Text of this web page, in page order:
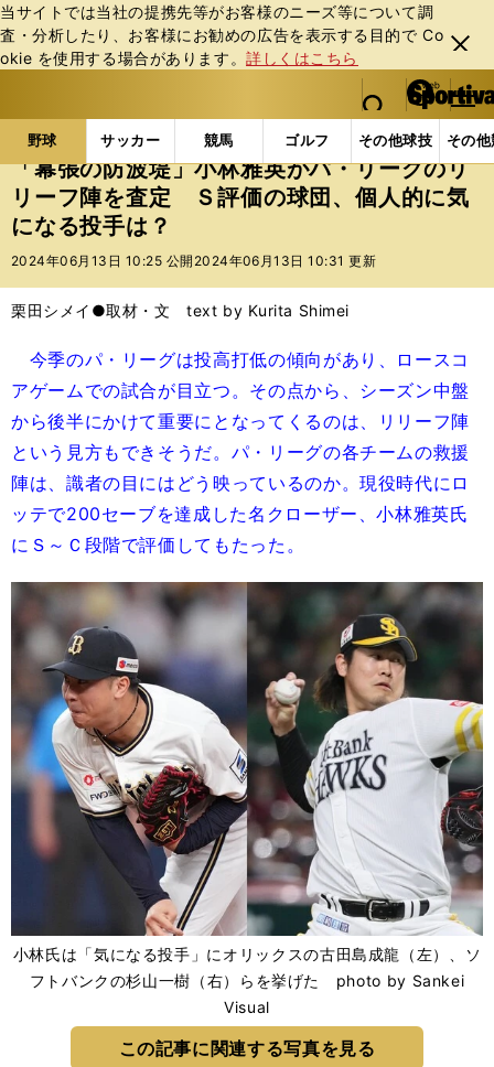
当サイトでは当社の提携先等がお客様のニーズ等について調
査・分析したり、お客様にお勧めの広告を表⽰する⽬的で Co
okie を使⽤する場合があります。詳しくはこちら
閉じ
る
web Sportiva (webスポルティーバ)
検索
マイペ
ー
ジ
メニュ
野球 サッカー 競馬 ゴルフ その他球技 その
b
ス
ポ
ル
テ
ー
バ
野球の記事一覧 プロ野球 「幕張の防波堤」小林雅
「幕張の防波堤」小林雅英がパ・リーグのリ
リーフ陣を査定 Ｓ評価の球団、個人的に気
になる投手は？
2024年06月13日 10:25 公開 2024年06月13日 10:31 更新
栗田シメイ●取材・文 text by Kurita Shimei
今季のパ・リーグは投高打低の傾向があり、ロースコ
アゲームでの試合が目立つ。その点から、シーズン中盤
から後半にかけて重要にとなってくるのは、リリーフ陣
という見方もできそうだ。パ・リーグの各チームの救援
陣は、識者の目にはどう映っているのか。現役時代にロ
ッテで200セーブを達成した名クローザー、小林雅英氏
にＳ～Ｃ段階で評価してもたった。
小林氏は「気になる投手」にオリックスの古田島成龍（左）、ソ
フトバンクの杉山一樹（右）らを挙げた photo by Sankei
Visual
この記事に関連する写真を見る